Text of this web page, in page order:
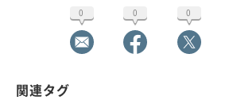
0 0 0
関連タグ